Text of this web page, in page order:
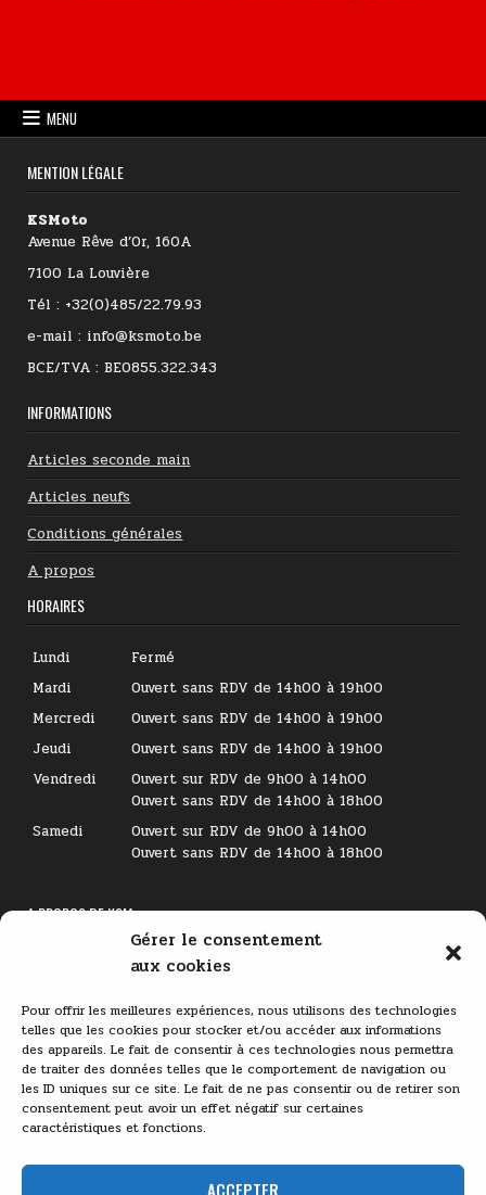
Gérer le consentement
aux cookies
Pour offrir les meilleures expériences, nous utilisons des technologies
telles que les cookies pour stocker et/ou accéder aux informations
des appareils. Le fait de consentir à ces technologies nous permettra
de traiter des données telles que le comportement de navigation ou
les ID uniques sur ce site. Le fait de ne pas consentir ou de retirer son
consentement peut avoir un effet négatif sur certaines
caractéristiques et fonctions.
ACCEPTER
MENU
MENTION LÉGALE
KSMoto
Avenue Rêve d’Or, 160A
7100 La Louvière
Tél : +32(0)485/22.79.93
e-mail : info@ksmoto.be
BCE/TVA : BE0855.322.343
INFORMATIONS
Articles seconde main
Articles neufs
Conditions générales
A propos
HORAIRES
Lundi
Fermé
Mardi
Ouvert sans RDV de 14h00 à 19h00
Mercredi
Ouvert sans RDV de 14h00 à 19h00
Jeudi
Ouvert sans RDV de 14h00 à 19h00
Vendredi
Ouvert sur RDV de 9h00 à 14h00
Ouvert sans RDV de 14h00 à 18h00
Samedi
Ouvert sur RDV de 9h00 à 14h00
Ouvert sans RDV de 14h00 à 18h00
A PROPOS DE KSM